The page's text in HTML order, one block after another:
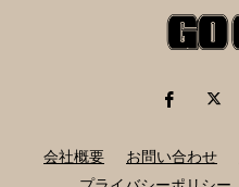
会社概要 お問い合わせ